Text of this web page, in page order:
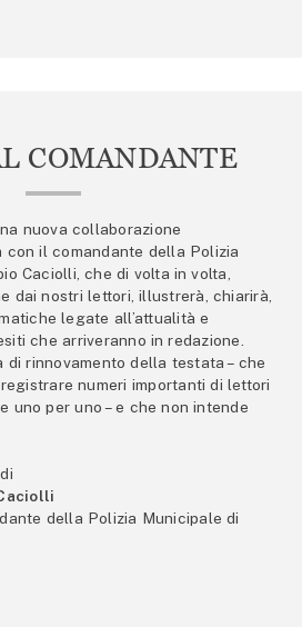
COMANDANTE
nuova collaborazione
con il comandante della Polizia
Caciolli, che di volta in volta,
dai nostri lettori, illustrerà, chiarirà,
legate all’attualità e
che arriveranno in redazione.
di rinnovamento della testata – che
numeri importanti di lettori
uno per uno – e che non intende
della Polizia Municipale di